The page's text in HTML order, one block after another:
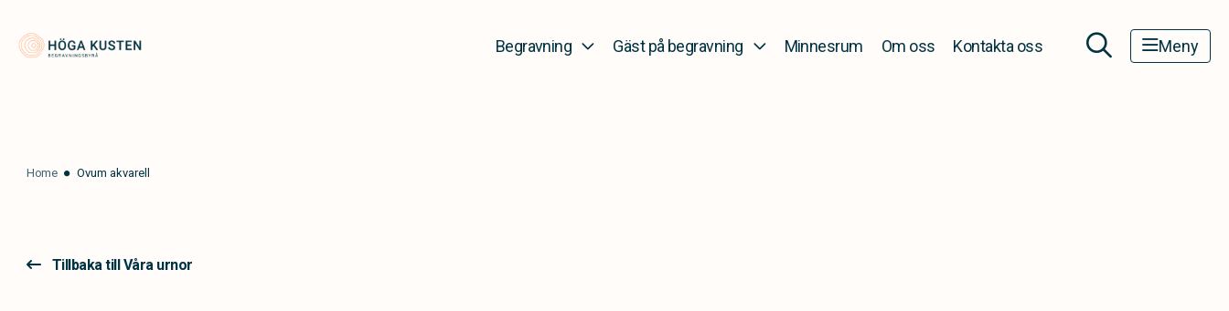
Höga Kusten Begravningsbyrå Begravning Gäst på begravning Minnesrum Om oss Kontakta oss Meny
Home Ovum akvarell
Tillbaka till Våra urnor